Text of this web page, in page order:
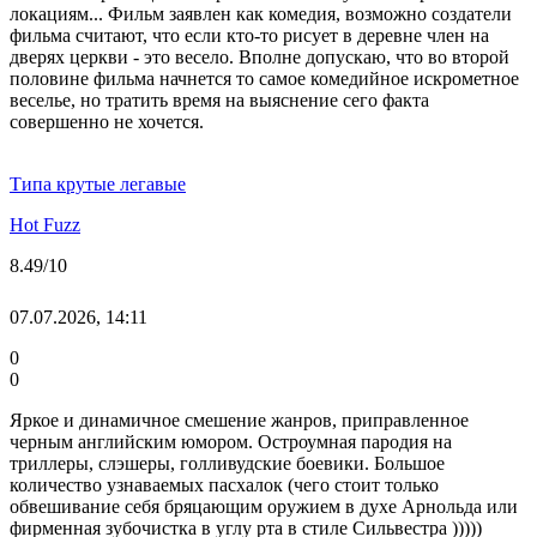
локациям... Фильм заявлен как комедия, возможно создатели
фильма считают, что если кто-то рисует в деревне член на
дверях церкви - это весело. Вполне допускаю, что во второй
половине фильма начнется то самое комедийное искрометное
веселье, но тратить время на выяснение сего факта
совершенно не хочется.
Типа крутые легавые
Hot Fuzz
8.49/10
07.07.2026, 14:11
0
0
Яркое и динамичное смешение жанров, приправленное
черным английским юмором. Остроумная пародия на
триллеры, слэшеры, голливудские боевики. Большое
количество узнаваемых пасхалок (чего стоит только
обвешивание себя бряцающим оружием в духе Арнольда или
фирменная зубочистка в углу рта в стиле Сильвестра )))))